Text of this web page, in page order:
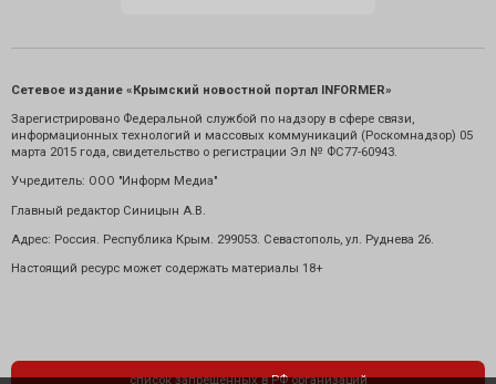
Сетевое издание «Крымский новостной портал INFORMER»
Зарегистрировано Федеральной службой по надзору в сфере связи,
информационных технологий и массовых коммуникаций (Роскомнадзор) 05
марта 2015 года, свидетельство о регистрации Эл № ФС77-60943.
Учредитель: ООО "Информ Медиа"
Главный редактор Синицын А.В.
Адрес: Россия. Республика Крым. 299053. Севастополь, ул. Руднева 26.
Настоящий ресурс может содержать материалы 18+
список запрещенных в РФ организаций